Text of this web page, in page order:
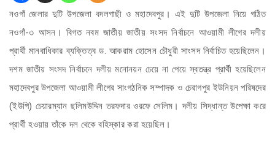
নওগাঁ জেলার দুটি উপজেলা বদলগাছী ও মহাদেবপুর। এই দুটি উপজেলা নিয়ে গঠিত
নওগাঁ-৩ আসন। বিগত নবম জাতীয় জাতীয় সংসদ নির্বাচনে আওয়ামী লীগের দলীয়
প্রার্থী মানবাধিকার ব্যক্তিত্ব ড. আকরাম হোসেন চৌধুরী সাংসদ নির্বাচিত হয়েছিলেন।
দশম জাতীয় সংসদ নির্বাচনে দলীয় মনোনয়ন চেয়ে না পেয়ে স্বতন্ত্র প্রার্থী হয়েছিলেন
মহাদেবপুর উপজেলা আওয়ামী লীগের সাংগঠনিক সম্পাদক ও চেরাগপুর ইউনিয়ন পরিষদের
(ইউপি) চেয়ারম্যান ছলিমউদ্দিন তরফদার ওরফে সেলিম। দলীয় সিদ্ধান্ত উপেক্ষা করে
প্রার্থী হওয়ায় তাঁকে দল থেকে বহিস্কার করা হয়েছিল।